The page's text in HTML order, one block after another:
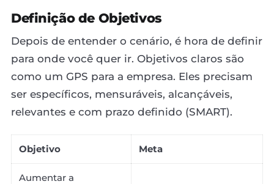
Definição de Objetivos
Depois de entender o cenário, é hora de definir
para onde você quer ir. Objetivos claros são
como um GPS para a empresa. Eles precisam
ser específicos, mensuráveis, alcançáveis,
relevantes e com prazo definido (SMART).
Objetivo Meta
Aumentar a